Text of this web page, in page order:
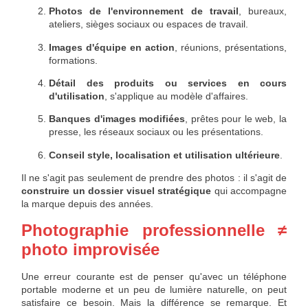
Photos de l'environnement de travail, bureaux,
ateliers, sièges sociaux ou espaces de travail.
Images d'équipe en action , réunions, présentations,
formations.
Détail des produits ou services en cours
d'utilisation , s'applique au modèle d'affaires.
Banques d'images modifiées, prêtes pour le web, la
presse, les réseaux sociaux ou les présentations.
Conseil style, localisation et utilisation ultérieure
Il ne s'agit pas seulement de prendre des photos : il s'agit de
construire un dossier visuel stratégique qui accompagne
la marque depuis des années.
Photographie professionnelle ≠
photo improvisée
Une erreur courante est de penser qu'avec un téléphone
portable moderne et un peu de lumière naturelle, on peut
satisfaire ce besoin. Mais la différence se remarque. Et